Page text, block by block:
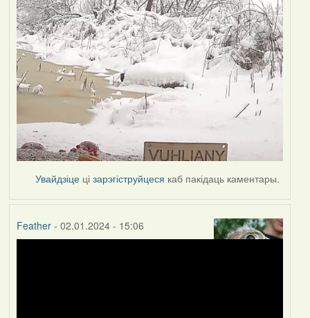
Увайдзіце цізарэгіструйцеся каб пакідаць каментары.
Feather- 02.01.2024 - 15:06